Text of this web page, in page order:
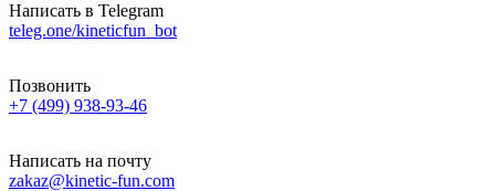
Написать в Telegram
teleg.one/kineticfun_bot
Позвонить
+7 (499) 938-93-46
Написать на почту
zakaz@kinetic-fun.com